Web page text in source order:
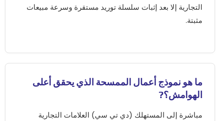
التجارية إلا بعد إثبات سلسلة توريد مستقرة وسرعة مبيعات
مثبتة.
ما هو نموذج أعمال الممسحة الذي يحقق أعلى
الهوامش؟?
مباشرة إلى المستهلك (دي تي سي) العلامات التجارية